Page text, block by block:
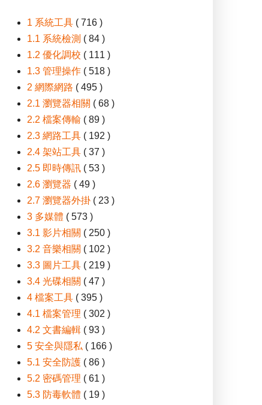
1 系統工具 ( 716 )
1.1 系統檢測 ( 84 )
1.2 優化調校 ( 111 )
1.3 管理操作 ( 518 )
2 網際網路 ( 495 )
2.1 瀏覽器相關 ( 68 )
2.2 檔案傳輸 ( 89 )
2.3 網路工具 ( 192 )
2.4 架站工具 ( 37 )
2.5 即時傳訊 ( 53 )
2.6 瀏覽器 ( 49 )
2.7 瀏覽器外掛 ( 23 )
3 多媒體 ( 573 )
3.1 影片相關 ( 250 )
3.2 音樂相關 ( 102 )
3.3 圖片工具 ( 219 )
3.4 光碟相關 ( 47 )
4 檔案工具 ( 395 )
4.1 檔案管理 ( 302 )
4.2 文書編輯 ( 93 )
5 安全與隱私 ( 166 )
5.1 安全防護 ( 86 )
5.2 密碼管理 ( 61 )
5.3 防毒軟體 ( 19 )